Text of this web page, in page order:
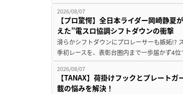
2026/08/07
【プロ驚愕】全日本ライダー岡崎静
えた”電スロ協調シフトダウンの衝撃
滑らかシフトダウンにプロレーサーも嫉妬!?
季初レースを、表彰台圏内まで一歩届かず4
2026/08/07
【TANAX】荷掛けフックとプレート
載の悩みを解決！